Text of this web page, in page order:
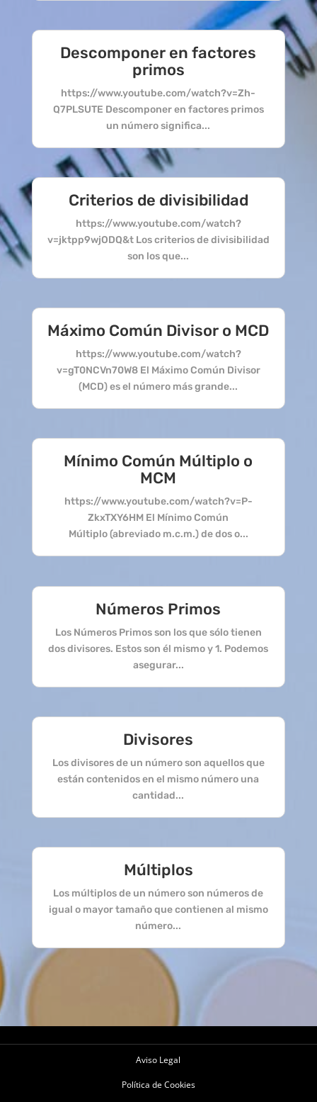
Descomponer en factores
primos
https://www.youtube.com/watch?v=Zh-
Q7PLSUTE Descomponer en factores primos
un número significa...
Criterios de divisibilidad
https://www.youtube.com/watch?
v=jktpp9wjODQ&t Los criterios de divisibilidad
son los que...
Máximo Común Divisor o MCD
https://www.youtube.com/watch?
v=gT0NCVn70W8 El Máximo Común Divisor
(MCD) es el número más grande...
Mínimo Común Múltiplo o
MCM
https://www.youtube.com/watch?v=P-
ZkxTXY6HM El Mínimo Común
Múltiplo (abreviado m.c.m.) de dos o...
Números Primos
Los Números Primos son los que sólo tienen
dos divisores. Estos son él mismo y 1. Podemos
asegurar...
Divisores
Los divisores de un número son aquellos que
están contenidos en el mismo número una
cantidad...
Múltiplos
Los múltiplos de un número son números de
igual o mayor tamaño que contienen al mismo
número...
Aviso Legal
Política de Cookies